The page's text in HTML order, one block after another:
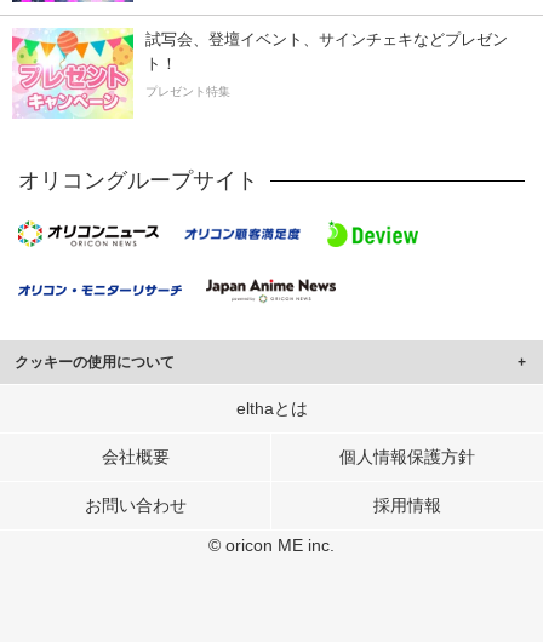
試写会、登壇イベント、サインチェキなどプレゼン
ト！
プレゼント特集
オリコングループサイト
クッキーの使用について
このサイトでは Cookie を使用して、ユーザーに合わせたコンテンツや広告の
行っています。
メディアや広告配信、データ解析の各パートナーに提供しています。
elthaとは
会社概要 個人情報保護方針
お問い合わせ 採用情報
© oricon ME inc.